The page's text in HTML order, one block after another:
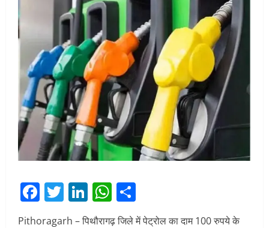
Facebook
Twitter
LinkedIn
WhatsApp
Pithoragarh – पिथौरागढ़ जिले में पेट्रोल का दाम 100 रुपये के